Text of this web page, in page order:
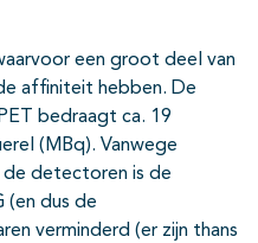
een groot deel van
affiniteit hebben. De
bedraagt ca. 19
(MBq). Vanwege
detectoren is de
(en dus de
verminderd (er zijn thans